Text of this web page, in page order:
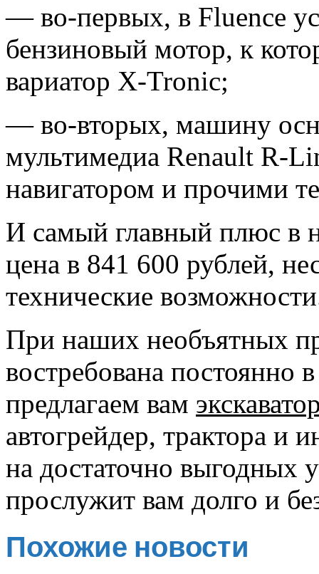
— во-первых, в Fluence
бензиновый мотор, к
вариатор X-Tronic;
— во-вторых, машину
мультимедиа Renault R-
навигатором и прочими
И самый главный плюс в
цена в 841 600 рублей,
технические
При наших необъятных
востребована
предлагаем вам
автогрейдер, трактора и
на достаточно выгодных
прослужит вам долго и
Похожие новости